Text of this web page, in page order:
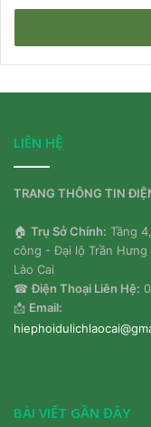
chỉ
của
bạn
LIÊN HỆ
TRANG THÔNG TIN
🏠 Trụ Sở Chính: Tầng
công - Đại lộ Trần Hưng
Lào Cai
☎Điện Thoại Liên Hệ:
📩 Email:
BÀI VIẾT GẦN ĐÂY